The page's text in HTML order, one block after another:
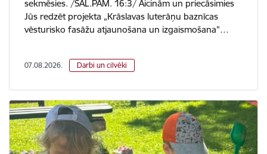
sekmēsies. /SAL.PAM. 16:3/ Aicinām un priecāsimies
Jūs redzēt projekta „Krāslavas luterāņu baznīcas
vēsturisko fasāžu atjaunošana un izgaismošana”…
07.08.2026. Darbi un cilvēki